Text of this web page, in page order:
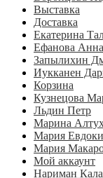
Выставка
Доставка
Екатерина
Ефанова Анна
Запылихин
Иукканен
Корзина
Кузнецова
Льдин Петр
Марина
Мария
Мария
Мой аккаунт
Нариман